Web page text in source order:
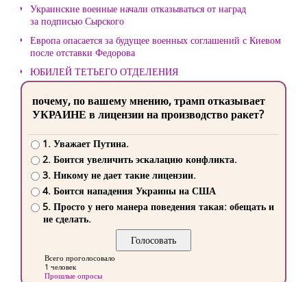
Украинские военные начали отказываться от наград
за подписью Сырского
Европа опасается за будущее военных соглашений с Киевом
после отставки Федорова
ЮБИЛЕЙ ТЕТЬЕГО ОТДЕЛЕНИЯ
почему, по вашему мнению, трамп отказывает
УКРАИНЕ в лицензии на производство ракет?
1. Уважает Путина.
2. Боится увеличить эскалацию конфликта.
3. Никому не дает такие лицензии.
4. Боится нападения Украины на США
5. Просто у него манера поведения такая: обещать и
не сделать.
Всего проголосовало
1 человек
Прошлые опросы